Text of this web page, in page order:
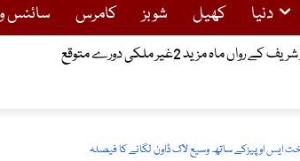
دنیا کھیل شوبز کامرس سائنس
ماہ مزید 2غیر ملکی دورے متوقع
او پیزکے ساتھ وسیع لاک ڈاون لگانے کا فیصلہ